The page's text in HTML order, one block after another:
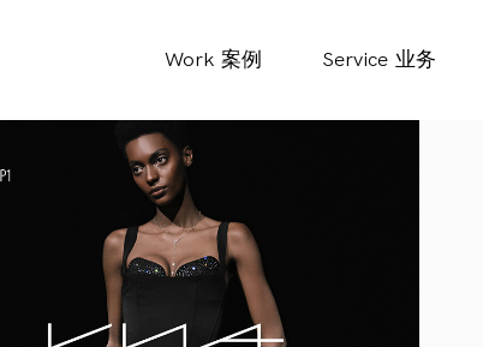
Work 案例 Service 业务